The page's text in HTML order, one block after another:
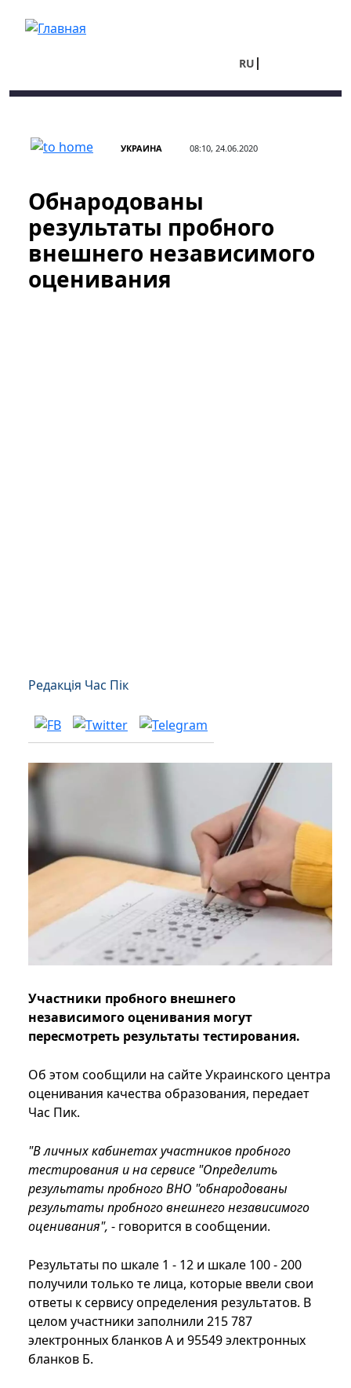
RU
УКРАИНА 08:10, 24.06.2020
Обнародованы
результаты пробного
внешнего независимого
оценивания
Редакція Час Пік
Участники пробного внешнего
независимого оценивания могут
пересмотреть результаты тестирования.
Об этом сообщили на сайте Украинского центра
оценивания качества образования, передает
Час Пик.
"В личных кабинетах участников пробного
тестирования и на сервисе "Определить
результаты пробного ВНО "обнародованы
результаты пробного внешнего независимого
оценивания", - говорится в сообщении.
Результаты по шкале 1 - 12 и шкале 100 - 200
получили только те лица, которые ввели свои
ответы к сервису определения результатов. В
целом участники заполнили 215 787
электронных бланков А и 95549 электронных
бланков Б.